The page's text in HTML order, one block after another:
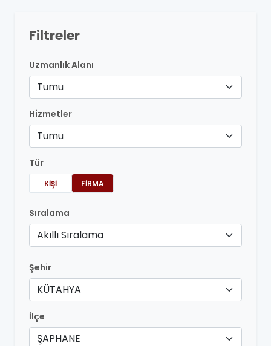
Filtreler
Uzmanlık Alanı
Tümü
Hizmetler
Tümü
Tür
KIŞI FIRMA
Sıralama
Akıllı Sıralama
Şehir
KÜTAHYA
İlçe
ŞAPHANE